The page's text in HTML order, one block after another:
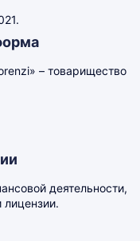
– товарищество
деятельности,